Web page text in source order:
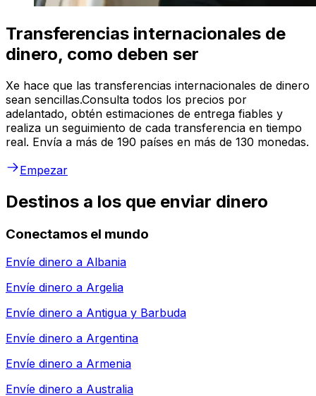
Transferencias internacionales de
dinero, como deben ser
Xe hace que las transferencias internacionales de dinero
sean sencillas.Consulta todos los precios por
adelantado, obtén estimaciones de entrega fiables y
realiza un seguimiento de cada transferencia en tiempo
real. Envía a más de 190 países en más de 130 monedas.
Empezar
Destinos a los que enviar dinero
Conectamos el mundo
Envíe dinero a Albania
Envíe dinero a Argelia
Envíe dinero a Antigua y Barbuda
Envíe dinero a Argentina
Envíe dinero a Armenia
Envíe dinero a Australia